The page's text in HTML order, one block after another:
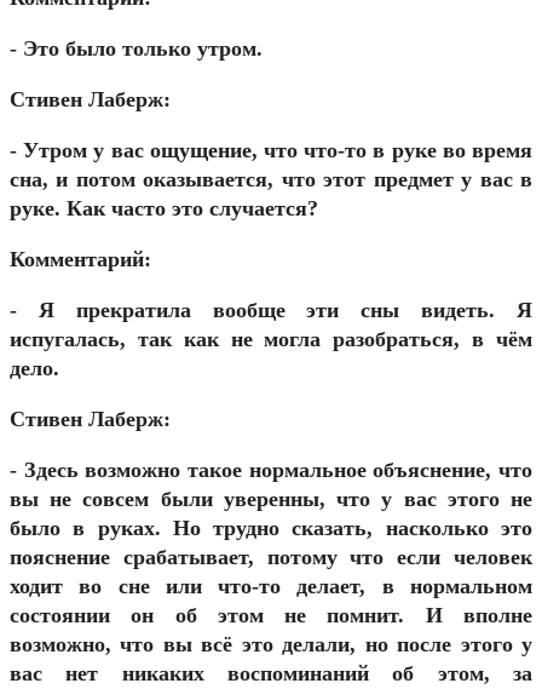
- Это было только утром.
Стивен Лаберж:
- Утром у вас ощущение, что что-то в руке во время
сна, и потом оказывается, что этот предмет у вас в
руке. Как часто это случается?
Комментарий:
- Я прекратила вообще эти сны видеть. Я
испугалась, так как не могла разобраться, в чём
дело.
Стивен Лаберж:
- Здесь возможно такое нормальное объяснение, что
вы не совсем были уверенны, что у вас этого не
было в руках. Но трудно сказать, насколько это
пояснение срабатывает, потому что если человек
ходит во сне или что-то делает, в нормальном
состоянии он об этом не помнит. И вполне
возможно, что вы всё это делали, но после этого у
вас нет никаких воспоминаний об этом, за